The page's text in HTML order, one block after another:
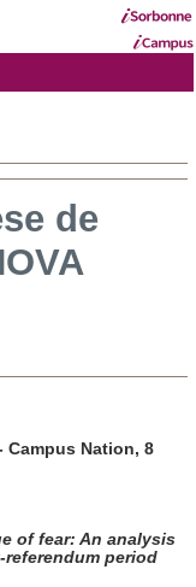
de
Campus Nation, 8
of fear: An analysis
period